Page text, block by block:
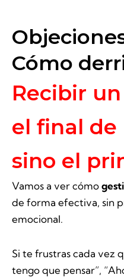
Cómo
Recibir
el final de
sino el
Vamos a ver cómo
de forma efectiva, sin
emocional.
Si te frustras cada vez
tengo que pensar”,